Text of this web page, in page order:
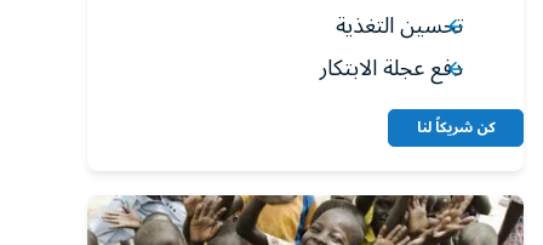
تحسين التغذية
دفع عجلة الابتكار
كن شريكاً لنا